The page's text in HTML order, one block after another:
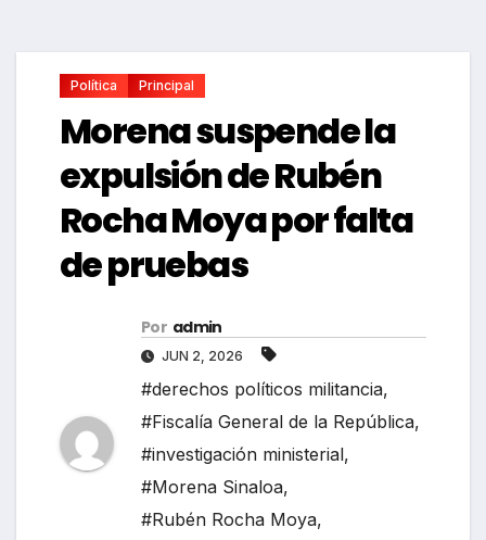
Política Principal
Morena suspende la
expulsión de Rubén
Rocha Moya por falta
de pruebas
Por admin
JUN 2, 2026
#derechos políticos militancia,
#Fiscalía General de la República,
#investigación ministerial,
#Morena Sinaloa,
#Rubén Rocha Moya,